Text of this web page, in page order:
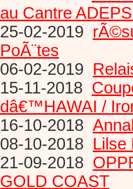
au Cantre
25-02-2019
PoÃ¨tes
06-02-2019
15-11-2018
dâ€™HAWAI /
16-10-2018
08-10-2018 Lilse
21-09-2018
GOLD COAST